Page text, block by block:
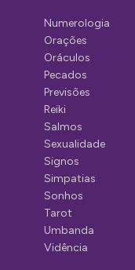
Numerologia
Orações
Oráculos
Pecados
Previsões
Reiki
Salmos
Sexualidade
Signos
Simpatias
Sonhos
Tarot
Umbanda
Vidência